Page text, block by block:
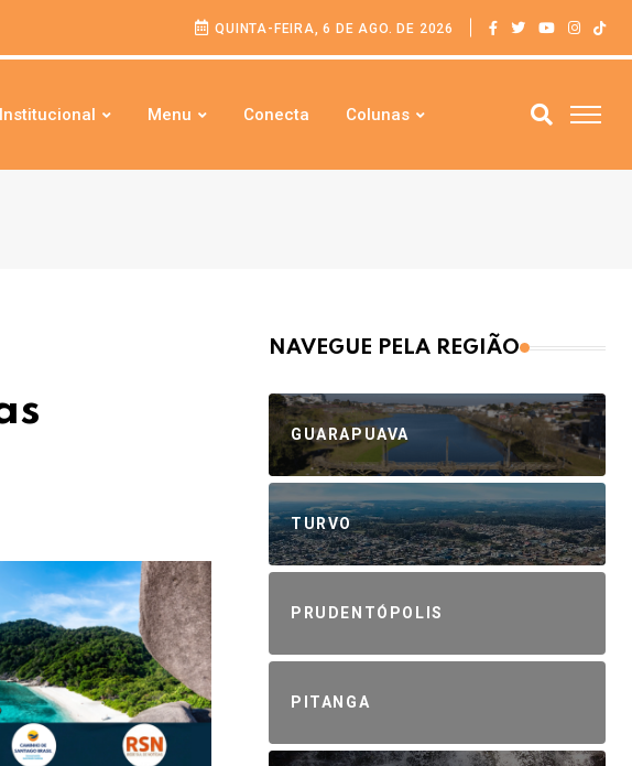
QUINTA-FEIRA, 6 DE AGO. DE 2026
Institucional Menu Conecta Colunas
NAVEGUE PELA REGIÃO
GUARAPUAVA
TURVO
PRUDENTÓPOLIS
PITANGA